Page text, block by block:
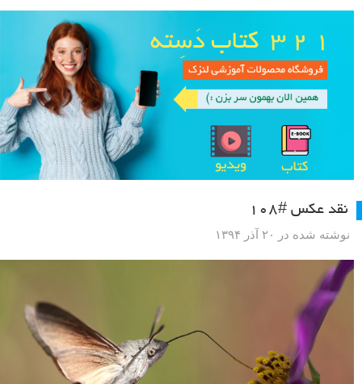
نقد عکس #۱۰۸
نوشته شده در ۲۰ آذر ۱۳۹۴